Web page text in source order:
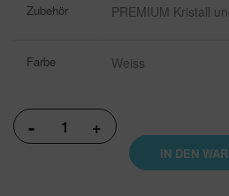
Zubehör PREMIUM Kristall
Farbe Weiss
- +
IN DEN